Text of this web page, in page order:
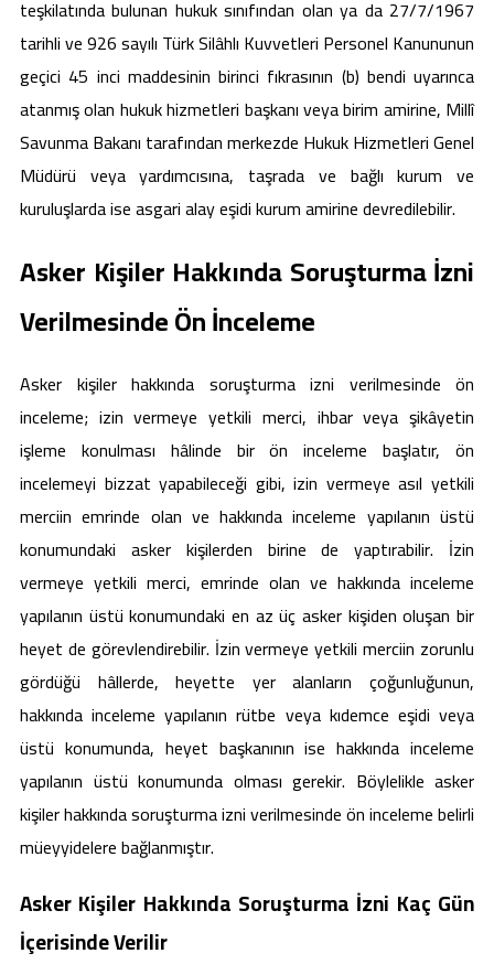
teşkilatında bulunan hukuk sınıfından olan ya da 27/7/1967
tarihli ve 926 sayılı Türk Silâhlı Kuvvetleri Personel Kanununun
geçici 45 inci maddesinin birinci fıkrasının (b) bendi uyarınca
atanmış olan hukuk hizmetleri başkanı veya birim amirine, Millî
Savunma Bakanı tarafından merkezde Hukuk Hizmetleri Genel
Müdürü veya yardımcısına, taşrada ve bağlı kurum ve
kuruluşlarda ise asgari alay eşidi kurum amirine devredilebilir.
Asker Kişiler Hakkında Soruşturma İzni
Verilmesinde Ön İnceleme
Asker kişiler hakkında soruşturma izni verilmesinde ön
inceleme; izin vermeye yetkili merci, ihbar veya şikâyetin
işleme konulması hâlinde bir ön inceleme başlatır, ön
incelemeyi bizzat yapabileceği gibi, izin vermeye asıl yetkili
merciin emrinde olan ve hakkında inceleme yapılanın üstü
konumundaki asker kişilerden birine de yaptırabilir. İzin
vermeye yetkili merci, emrinde olan ve hakkında inceleme
yapılanın üstü konumundaki en az üç asker kişiden oluşan bir
heyet de görevlendirebilir. İzin vermeye yetkili merciin zorunlu
gördüğü hâllerde, heyette yer alanların çoğunluğunun,
hakkında inceleme yapılanın rütbe veya kıdemce eşidi veya
üstü konumunda, heyet başkanının ise hakkında inceleme
yapılanın üstü konumunda olması gerekir. Böylelikle asker
kişiler hakkında soruşturma izni verilmesinde ön inceleme belirli
müeyyidelere bağlanmıştır.
Asker Kişiler Hakkında Soruşturma İzni Kaç Gün
İçerisinde Verilir